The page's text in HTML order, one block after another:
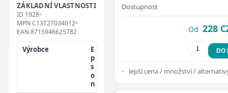
ZÁKLADNÍ VLASTNOSTI
ID 1928•
MPN C13T27034012•
EAN 8715946625782
Výrobce
E
p
s
o
n
Dostupnost
Od 228
DO
lepší cena / množství /